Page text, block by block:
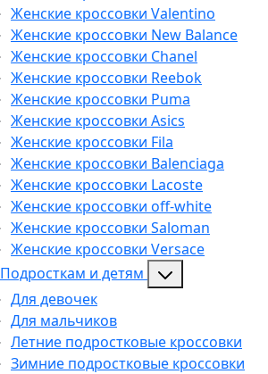
Женские кроссовки Valentino
Женские кроссовки New Balance
Женские кроссовки Chanel
Женские кроссовки Reebok
Женские кроссовки Puma
Женские кроссовки Asics
Женские кроссовки Fila
Женские кроссовки Balenciaga
Женские кроссовки Lacoste
Женские кроссовки off-white
Женские кроссовки Saloman
Женские кроссовки Versace
Подросткам и детям
Для девочек
Для мальчиков
Летние подростковые кроссовки
Зимние подростковые кроссовки